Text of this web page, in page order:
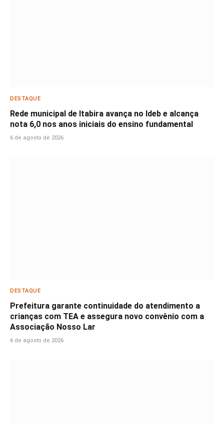
DESTAQUE
Rede municipal de Itabira avança no Ideb e alcança
nota 6,0 nos anos iniciais do ensino fundamental
6 de agosto de 2026
DESTAQUE
Prefeitura garante continuidade do atendimento a
crianças com TEA e assegura novo convênio com a
Associação Nosso Lar
6 de agosto de 2026